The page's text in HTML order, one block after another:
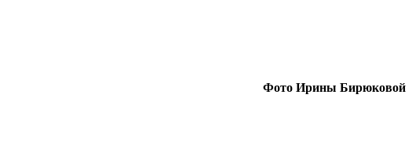
Фото Ирины Бирюковой